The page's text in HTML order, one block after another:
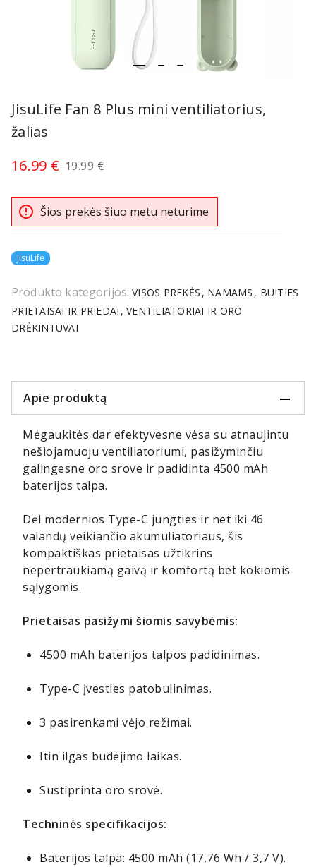
item
item
JisuLife Fan 8 Plus mini ventiliatorius,
žalias
16.99 € 19.99 €
error_outline Šios prekės šiuo metu neturime
JisuLife
Produkto kategorijos: VISOS PREKĖS NAMAMS BUITIES
PRIETAISAI IR PRIEDAI VENTILIATORIAI IR ORO
DRĖKINTUVAI
Apie produktą
Mėgaukitės dar efektyvesne vėsa su atnaujintu
nešiojamuoju ventiliatoriumi, pasižyminčiu
galingesne oro srove ir padidinta 4500 mAh
baterijos talpa.
Dėl modernios Type-C jungties ir net iki 46
valandų veikiančio akumuliatoriaus, šis
kompaktiškas prietaisas užtikrins
nepertraukiamą gaivą ir komfortą bet kokiomis
sąlygomis.
Prietaisas pasižymi šiomis savybėmis:
4500 mAh baterijos talpos padidinimas.
Type-C įvesties patobulinimas.
3 pasirenkami vėjo režimai.
Itin ilgas budėjimo laikas.
Sustiprinta oro srovė.
Techninės specifikacijos:
Baterijos talpa: 4500 mAh (17,76 Wh / 3,7 V).